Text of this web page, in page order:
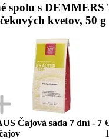
spolu s
kvetov, 50 g
Čajová sada 7 dní - 7